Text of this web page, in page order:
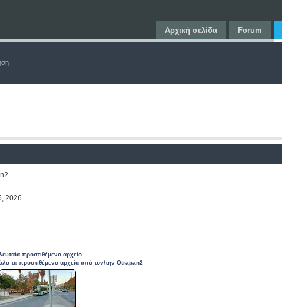
Αρχική σελίδα Forum
2026
προστιθέμενο αρχείο
τα προστιθέμενα αρχεία από τον/την Otrapan2